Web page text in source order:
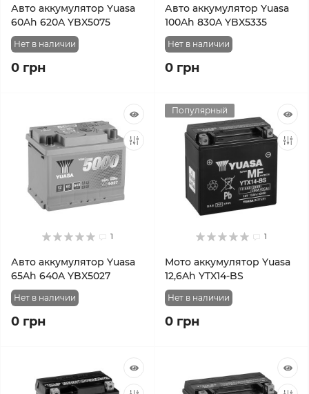
Авто аккумулятор Yuasa
60Ah 620A YBX5075
Нет в наличии
0 грн
Авто аккумулятор Yuasa
100Ah 830A YBX5335
Нет в наличии
0 грн
1
Авто аккумулятор Yuasa
65Ah 640A YBX5027
Нет в наличии
0 грн
Популярный
1
Мото аккумулятор Yuasa
12,6Ah YTX14-BS
Нет в наличии
0 грн